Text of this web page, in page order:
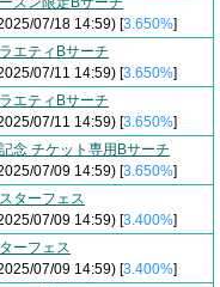
07/18 14:59) [3.650%]
エティBサーチ
07/11 14:59) [3.650%]
エティBサーチ
07/11 14:59) [3.650%]
念 チケット専用Bサーチ
07/09 14:59) [3.650%]
ターフェス
07/09 14:59) [3.400%]
ーフェス
07/09 14:59) [3.400%]